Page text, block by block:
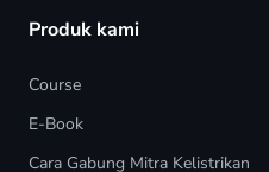
Produk kami
Course
E-Book
Cara Gabung Mitra Kelistrikan